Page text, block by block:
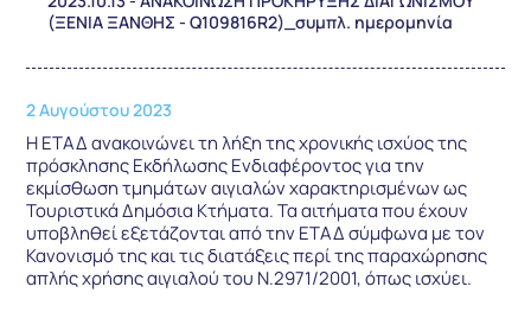
(ΞΕΝΙΑ ΞΑΝΘΗΣ - Q109816R2)_συμπλ. ημερομηνία
2 Αυγούστου 2023
Η ΕΤΑΔ ανακοινώνει τη λήξη της χρονικής ισχύος της
πρόσκλησης Εκδήλωσης Ενδιαφέροντος για την
εκμίσθωση τμημάτων αιγιαλών χαρακτηρισμένων ως
Τουριστικά Δημόσια Κτήματα. Τα αιτήματα που έχουν
υποβληθεί εξετάζονται από την ΕΤΑΔ σύμφωνα με τον
Κανονισμό της και τις διατάξεις περί της παραχώρησης
απλής χρήσης αιγιαλού του Ν.2971/2001, όπως ισχύει.